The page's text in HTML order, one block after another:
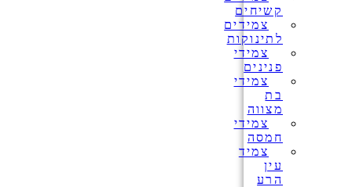
קשיחים
צמידים
לתינוקות
צמידי
פנינים
צמידי
בת
מצווה
צמידי
חמסה
צמיד
עין
הרע